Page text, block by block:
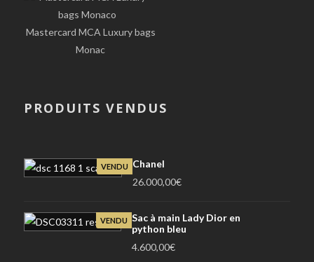
Mastercard MCA Luxury bags
Monac
PRODUITS VENDUS
VENDU
Chanel
26.000,00€
VENDU Sac à main Lady Dior en
python bleu
4.600,00€